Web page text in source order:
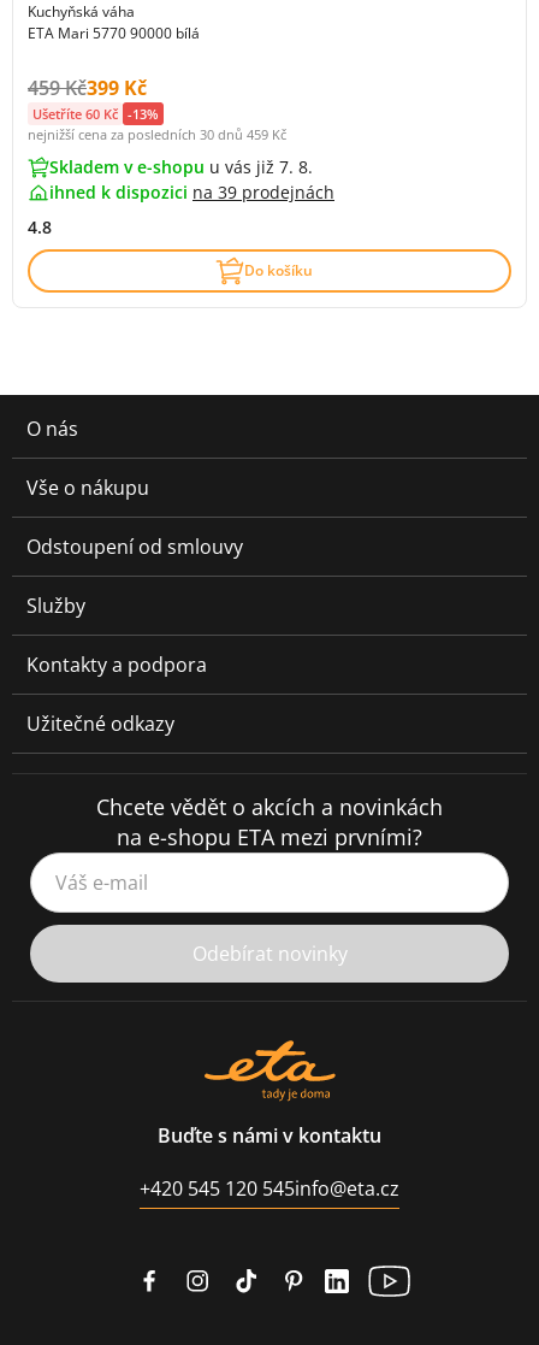
Kuchyňská váha
ETA Mari 5770 90000 bílá
Původní cena s DPH:
459 KčCena s DPH:
399 Kč
Ušetříte 60 Kč -13%
nejnižší cena za posledních 30 dnů 459 Kč
Skladem v e-shopu u vás již 7. 8.
ihned k dispozici na 39 prodejnách
4.8
Do košíku
O nás
Vše o nákupu
Odstoupení od smlouvy
Služby
Kontakty a podpora
Užitečné odkazy
Chcete vědět o akcích a novinkách
na e-shopu ETA mezi prvními?
Váš e-mail
Odebírat novinky
Buďte s námi v kontaktu
+420 545 120 545info@eta.cz